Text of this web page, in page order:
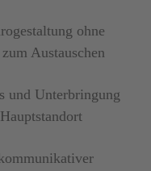
ohne
Austauschen
und Unterbringung